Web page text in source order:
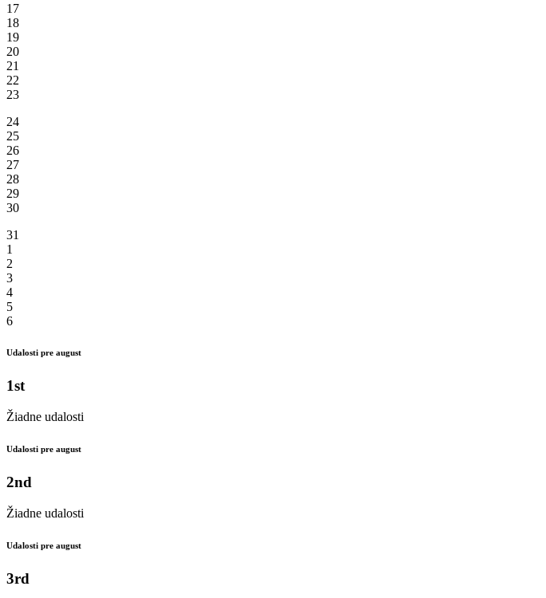
17
18
19
20
21
22
23
24
25
26
27
28
29
30
31
1
2
3
4
5
6
Udalosti pre august
1st
Žiadne udalosti
Udalosti pre august
2nd
Žiadne udalosti
Udalosti pre august
3rd